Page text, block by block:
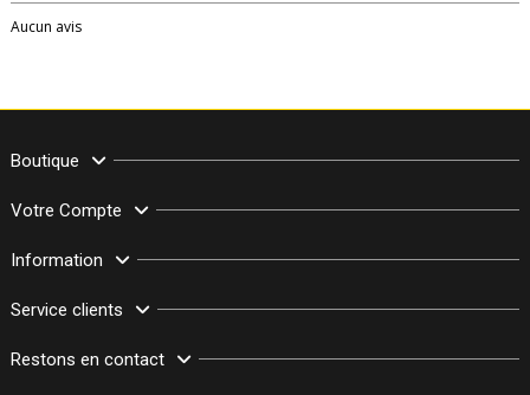
Aucun avis
Boutique
Votre Compte
Information
Service clients
Restons en contact